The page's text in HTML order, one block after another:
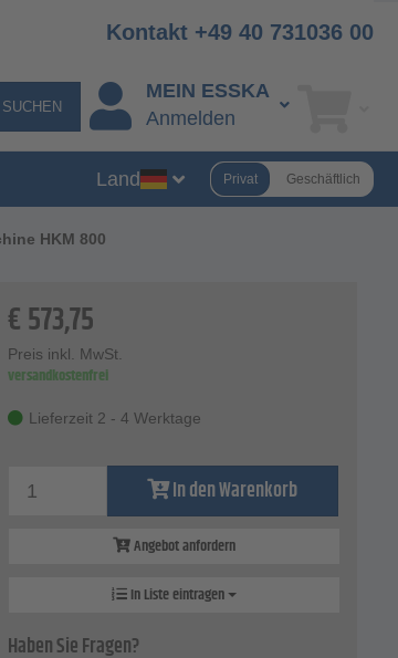
Kontakt +49 40 731036 00
SUCHEN
MEIN ESSKA
Anmelden
Land Privat Geschäftlich
HKM 800
€573,75
Preis inkl. MwSt.
versandkostenfrei
Lieferzeit 2 - 4 Werktage
In den Warenkorb
Angebot anfordern
In Liste eintragen
Haben Sie Fragen?